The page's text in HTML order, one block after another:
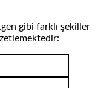
gibi farklı şekiller